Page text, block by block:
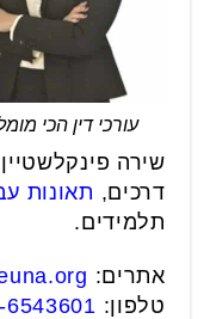
עורכי דין הכי
שירה
דרכים, תאונות
תלמידים.
אתרים:
טלפון: 6543601